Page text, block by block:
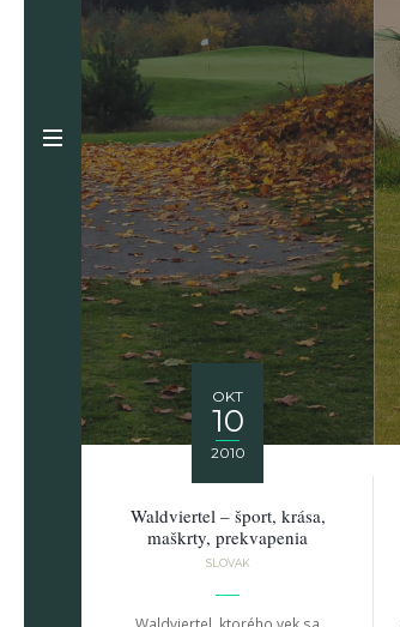
OKT
10
2010
Waldviertel – šport, krása,
maškrty, prekvapenia
SLOVAK